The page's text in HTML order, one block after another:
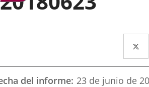
a
del informe 23 de junio de